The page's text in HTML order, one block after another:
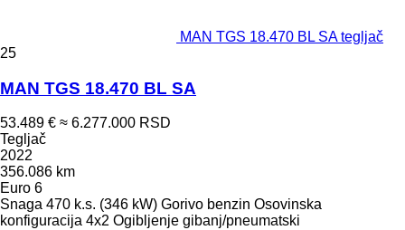
MAN TGS 18.470 BL SA tegljač
25
MAN TGS 18.470 BL SA
53.489 € ≈ 6.277.000 RSD
Tegljač
2022
356.086 km
Euro 6
Snaga 470 k.s. (346 kW) Gorivo benzin Osovinska
konfiguracija 4x2 Ogibljenje gibanj/pneumatski